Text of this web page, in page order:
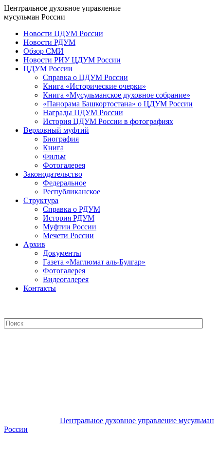
Центральное духовное управление
мусульман России
Новости ЦДУМ России
Новости РДУМ
Обзор СМИ
Новости РИУ ЦДУМ России
ЦДУМ России
Справка о ЦДУМ России
Книга «Исторические очерки»
Книга «Мусульманское духовное собрание»
«Панорама Башкортостана» о ЦДУМ России
Награды ЦДУМ России
История ЦДУМ России в фотографиях
Верховный муфтий
Биография
Книга
Фильм
Фотогалерея
Законодательство
Федеральное
Республиканское
Структура
Справка о РДУМ
История РДУМ
Муфтии России
Мечети России
Архив
Документы
Газета «Маглюмат аль-Булгар»
Фотогалерея
Видеогалерея
Контакты
Центральное духовное управление мусульман
России